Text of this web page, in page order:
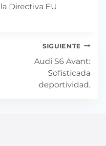
Directiva EU
SIGUIENTE
Audi S6 Avant:
Sofisticada
deportividad.